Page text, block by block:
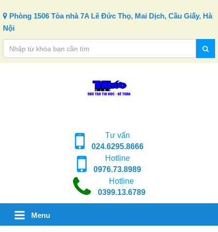
Phòng 1506 Tòa nhà 7A Lê Đức Thọ, Mai Dịch, Cầu Giấy, Hà
Nội
Tư vấn
024.6295.8666
Hotline
0976.73.8989
Hotline
0399.13.6789
Menu